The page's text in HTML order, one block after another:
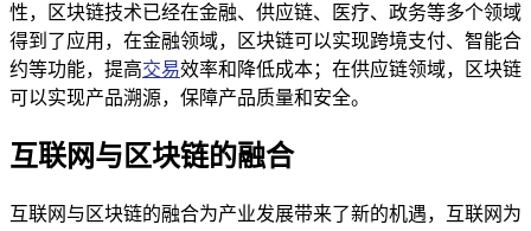
性，区块链技术已经在金融、供应链、医疗、政务等多个领域
得到了应用，在金融领域，区块链可以实现跨境支付、智能合
约等功能，提高交易效率和降低成本；在供应链领域，区块链
可以实现产品溯源，保障产品质量和安全。
互联网与区块链的融合
互联网与区块链的融合为产业发展带来了新的机遇，互联网为